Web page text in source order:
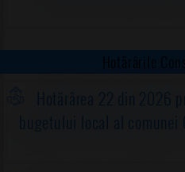
Hotărârile
Hotărârea 22 din 2026
bugetului local al comunei